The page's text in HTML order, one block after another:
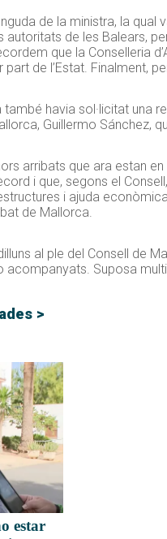
de la ministra, la qual
autoritats de les Balears,
que la Conselleria
de l’Estat. Finalment,
també havia sol·licitat una
Guillermo Sánchez,
arribats que ara estan
i que, segons el
i ajuda
de Mallorca.
al ple del Consell de
acompanyats. Suposa
>
estar